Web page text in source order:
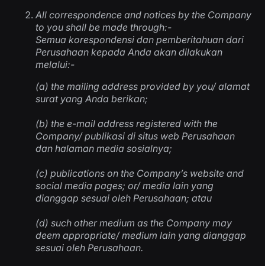
All correspondence and notices by the Company
to you shall be made through:-
Semua korespondensi dan pemberitahuan dari
Perusahaan kepada Anda akan dilakukan
melalui:-
(a) the mailing address provided by you/alamat
surat yang Anda berikan;
(b) the e-mail address registered with the
Company/publikasi di situs web Perusahaan
dan halaman media sosialnya;
(c) publications on the Company’s website and
social media pages; or/media lain yang
dianggap sesuai oleh Perusahaan; atau
(d) such other medium as the Company may
deem appropriate/medium lain yang dianggap
sesuai oleh Perusahaan.